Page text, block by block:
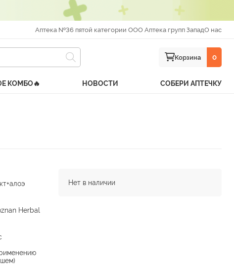
Аптека №36 пятой категории ООО Аптека групп ЗападО нас
Корзина 0
КОМБО🔥 НОВОСТИ СОБЕРИ АПТЕЧКУ
Нет в наличии
Herbal